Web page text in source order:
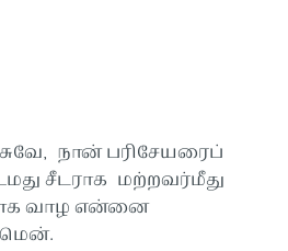
நான் பரிசேயரைப்
சீடராக மற்றவர்மீது
வாழ என்னை